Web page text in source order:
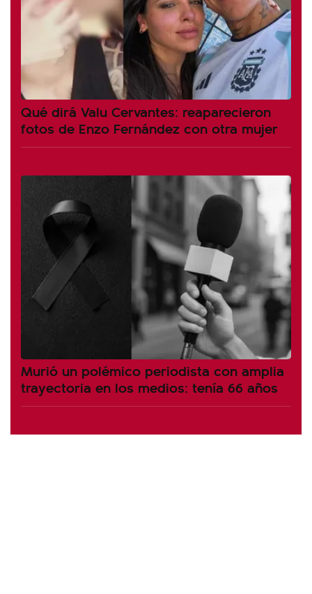
Qué dirá Valu Cervantes: reaparecieron
fotos de Enzo Fernández con otra mujer
Murió un polémico periodista con amplia
trayectoria en los medios: tenía 66 años